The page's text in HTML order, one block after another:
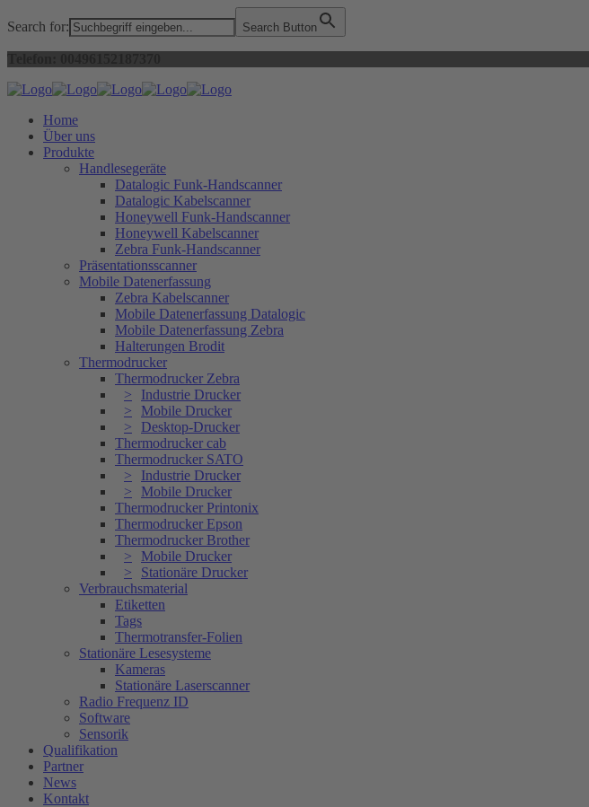
Search for: Search Button
Home
Über uns
Produkte
Handlesegeräte
Datalogic Funk-Handscanner
Datalogic Kabelscanner
Honeywell Funk-Handscanner
Honeywell Kabelscanner
Zebra Funk-Handscanner
Präsentationsscanner
Mobile Datenerfassung
Zebra Kabelscanner
Mobile Datenerfassung Datalogic
Mobile Datenerfassung Zebra
Halterungen Brodit
Thermodrucker
Thermodrucker Zebra
Industrie Drucker
Mobile Drucker
Desktop-Drucker
Thermodrucker cab
Thermodrucker SATO
Industrie Drucker
Mobile Drucker
Thermodrucker Printonix
Thermodrucker Epson
Thermodrucker Brother
Mobile Drucker
Stationäre Drucker
Verbrauchsmaterial
Etiketten
Tags
Thermotransfer-Folien
Stationäre Lesesysteme
Kameras
Stationäre Laserscanner
Radio Frequenz ID
Software
Sensorik
Qualifikation
Partner
News
Kontakt